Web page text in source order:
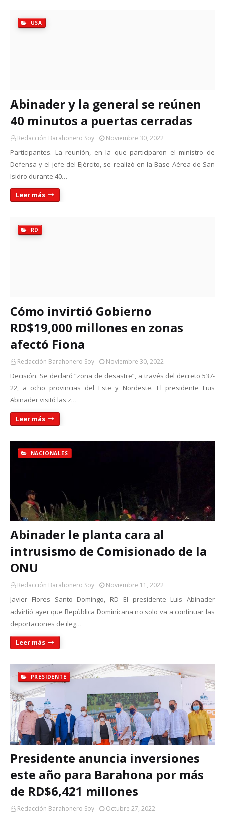
USA
Abinader y la general se reúnen
40 minutos a puertas cerradas
Redacción Barahonero Soy Noviembre 30, 2022
Participantes. La reunión, en la que participaron el ministro de
Defensa y el jefe del Ejército, se realizó en la Base Aérea de San
Isidro durante 40…
Leer más
RD
Cómo invirtió Gobierno
RD$19,000 millones en zonas
afectó Fiona
Redacción Barahonero Soy Noviembre 30, 2022
Decisión. Se declaró “zona de desastre”, a través del decreto 537-
22, a ocho provincias del Este y Nordeste. El presidente Luis
Abinader visitó las z…
Leer más
NACIONALES
Abinader le planta cara al
intrusismo de Comisionado de la
ONU
Redacción Barahonero Soy Noviembre 11, 2022
Javier Flores Santo Domingo, RD El presidente Luis Abinader
advirtió ayer que República Dominicana no solo va a continuar las
deportaciones de ileg…
Leer más
PRESIDENTE
Presidente anuncia inversiones
este año para Barahona por más
de RD$6,421 millones
Redacción Barahonero Soy Octubre 27, 2022